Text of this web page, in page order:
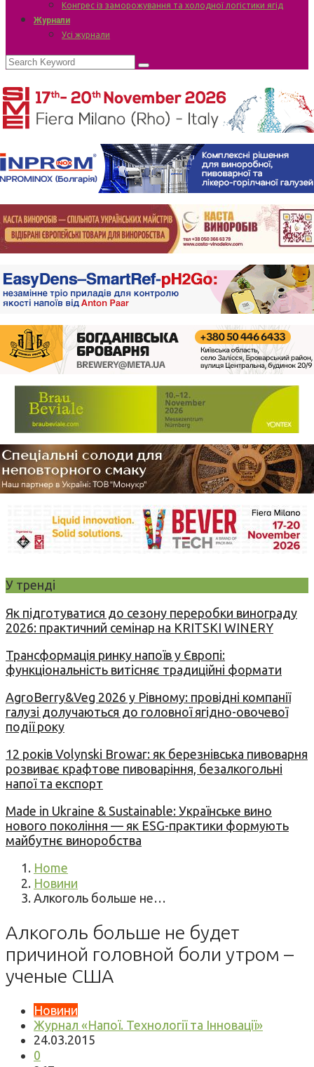
Конгрес із заморожування та холодної логістики ягід
Журнали
Усі журнали
У тренді
Як підготуватися до сезону переробки винограду
2026: практичний семінар на KRITSKI WINERY
Трансформація ринку напоїв у Європі:
функціональність витісняє традиційні формати
AgroBerry&Veg 2026 у Рівному: провідні компанії
галузі долучаються до головної ягідно-овочевої
події року
12 років Volynski Browar: як березнівська пивоварня
розвиває крафтове пивоваріння, безалкогольні
напої та експорт
Made in Ukraine & Sustainable: Українське вино
нового покоління — як ESG-практики формують
майбутнє виноробства
Home
Новини
Алкоголь больше не…
Алкоголь больше не будет
причиной головной боли утром –
ученые США
Новини
Журнал «Напої. Технології та Інновації»
24.03.2015
0